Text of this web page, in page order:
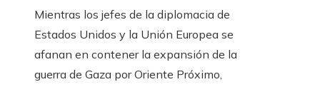
Mientras los jefes de la diplomacia de
Estados Unidos y la Unión Europea se
afanan en contener la expansión de la
guerra de Gaza por Oriente Próximo,